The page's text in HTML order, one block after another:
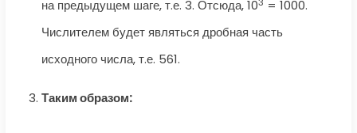
на предыдущем шаге, т.е. 3. Отсюда, 10
= 1000.
Числителем будет являться дробная часть
исходного числа, т.е. 561.
Таким образом: